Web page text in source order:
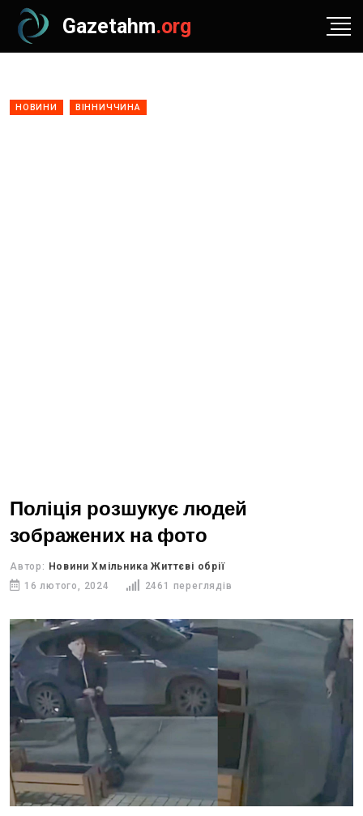
Gazetahm.org
НОВИНИ ВІННИЧЧИНА
Поліція розшукує людей
зображених на фото
Автор: Новини Хмільника Життєві обрії
16 лютого, 2024
2461 переглядів